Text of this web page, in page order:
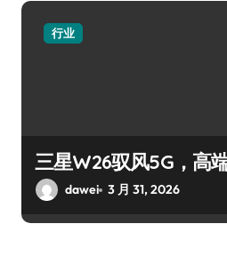
行业
三星W26驭风5G，高
dawei 3 月 31, 2026